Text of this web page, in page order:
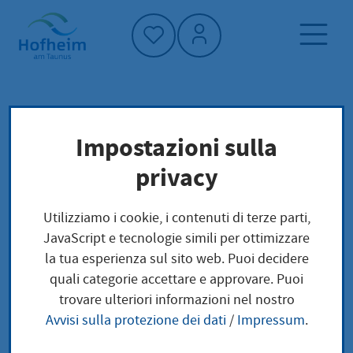
Home"
Pagina iniziale
Notizie e offerte
Aktuelles aus Hofheim
Ringverkehr-Sanierung: Neue Verkehrsführung
Ringverkehr-
Sanierung: Neue
Impostazioni sulla
privacy
Utilizziamo i cookie, i contenuti di terze parti,
JavaScript e tecnologie simili per ottimizzare
la tua esperienza sul sito web. Puoi decidere
quali categorie accettare e approvare. Puoi
trovare ulteriori informazioni nel nostro
Avvisi sulla protezione dei dati/ Impressum.